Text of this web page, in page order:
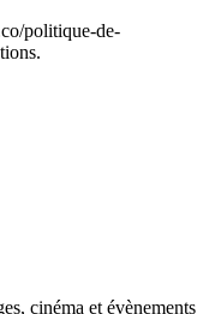
politique-de-
cinéma et évènements